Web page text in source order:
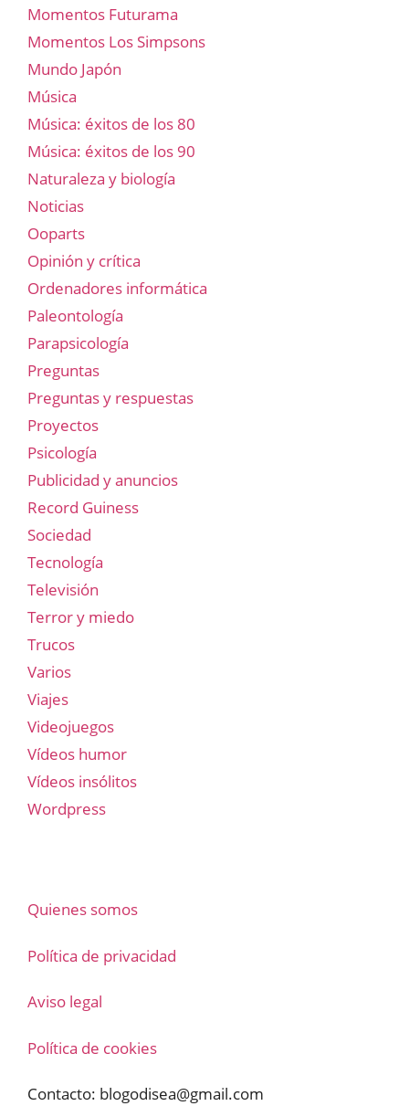
Momentos Futurama
Momentos Los Simpsons
Mundo Japón
Música
Música: éxitos de los 80
Música: éxitos de los 90
Naturaleza y biología
Noticias
Ooparts
Opinión y crítica
Ordenadores informática
Paleontología
Parapsicología
Preguntas
Preguntas y respuestas
Proyectos
Psicología
Publicidad y anuncios
Record Guiness
Sociedad
Tecnología
Televisión
Terror y miedo
Trucos
Varios
Viajes
Videojuegos
Vídeos humor
Vídeos insólitos
Wordpress
Quienes somos
Política de privacidad
Aviso legal
Política de cookies
Contacto: blogodisea@gmail.com